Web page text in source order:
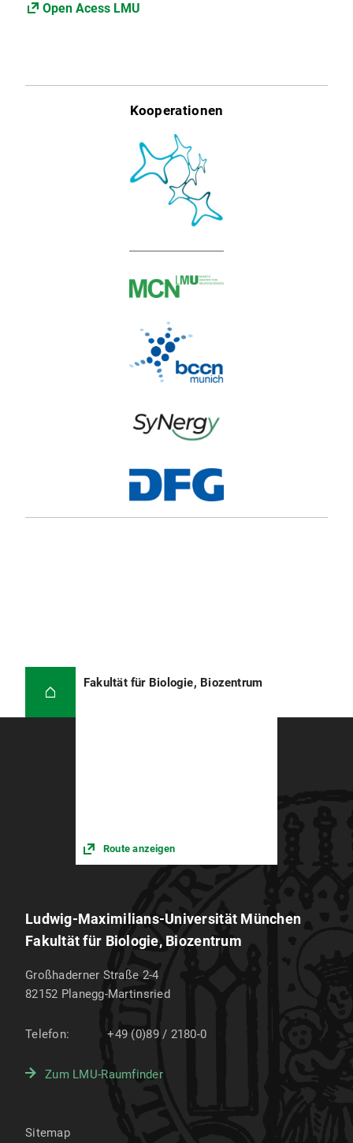
Open Acess LMU
Kooperationen
Fakultät für Biologie, Biozentrum
Route anzeigen
Ludwig-Maximilians-Universität München
Fakultät für Biologie, Biozentrum
Großhaderner Straße 2-4
82152 Planegg-Martinsried
Telefon: +49 (0)89 / 2180-0
Zum LMU-Raumfinder
Sitemap